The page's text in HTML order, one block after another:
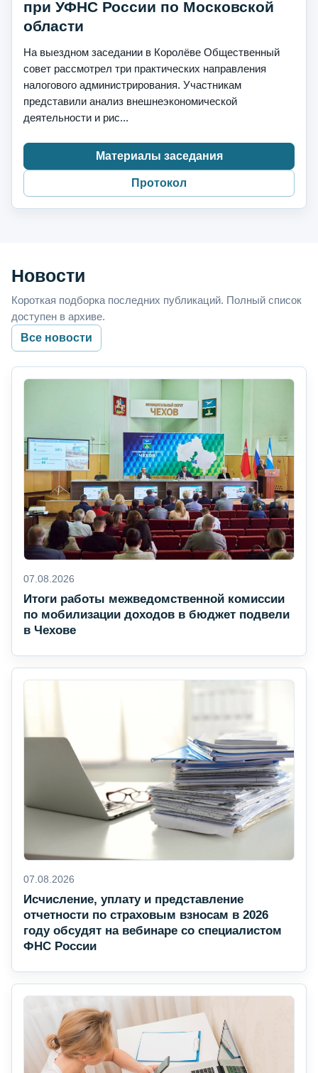
при УФНС России по Московской
области
На выездном заседании в Королёве Общественный
совет рассмотрел три практических направления
налогового администрирования. Участникам
представили анализ внешнеэкономической
деятельности и рис...
Материалы заседания
Протокол
Новости
Короткая подборка последних публикаций. Полный список
доступен в архиве.
Все новости
07.08.2026
Итоги работы межведомственной комиссии
по мобилизации доходов в бюджет подвели
в Чехове
07.08.2026
Исчисление, уплату и представление
отчетности по страховым взносам в 2026
году обсудят на вебинаре со специалистом
ФНС России